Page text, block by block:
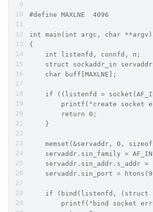
#define MAXLNE  4096
int main(int argc, char **argv)
{
    int listenfd, connfd, n;
struct sockaddr_in
    char buff[MAXLNE];
if ((listenfd =
printf("create socket
        return 0;
    }
memset(&servaddr, 0,
servaddr.sin_family =
servaddr.sin_addr.s_addr =
servaddr.sin_port =
if (bind(listenfd, (struct
printf("bind socket